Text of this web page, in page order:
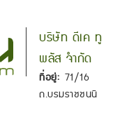
บริษัท ดีเค ทู
พลัส จำกัด
ที่อยู่: 71/16
ถ.บรมราชชนนี